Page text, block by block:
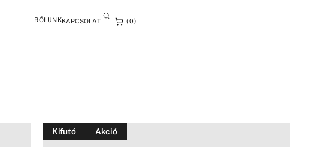
RÓLUNKKAPCSOLAT
0
Kifutó Akció